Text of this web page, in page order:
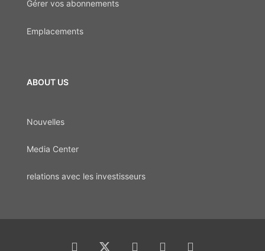
Gérer vos abonnements
Emplacements
ABOUT US
Nouvelles
Media Center
relations avec les investisseurs